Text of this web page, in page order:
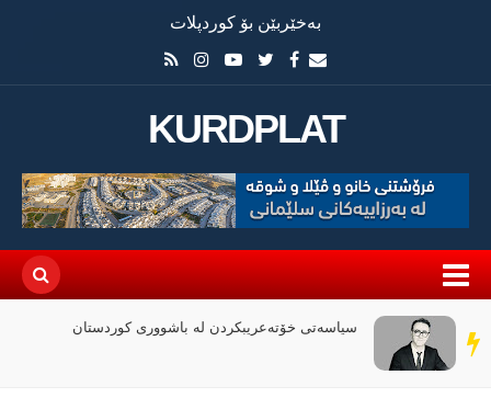
بەخێربێن بۆ کوردپلات
KURDPLAT
سەر
دێڕ
سیاسەتی خۆتەعریبکردن لە باشووری کوردستان